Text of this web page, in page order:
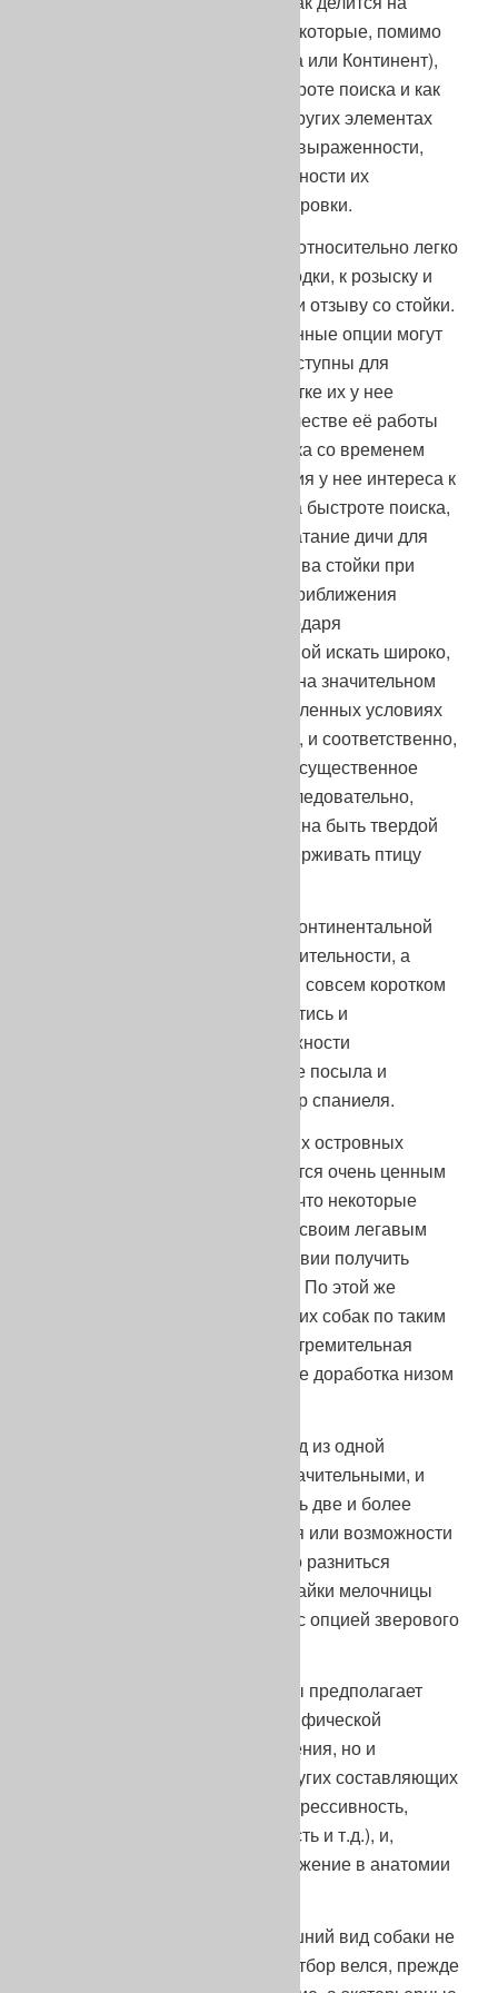
островных и континентальных, которые, помимо
места стандартизации (Острова или Континент),
различаются по ширине и быстроте поиска и как
следствие, имеют различия в других элементах
рабочего комплекса в части их выраженности,
укорененности, а также возможности их
модификации методами дрессировки.
Так, континентальную легавую относительно легко
приучить к броску вместо подводки, к розыску и
подаче дичи после отстрела или отзыву со стойки.
В то же время вышеперечисленные опции могут
быть недоступны или труднодоступны для
островной легавой, а при попытке их у нее
выработать – отразиться на качестве её работы
по назначению. Розыск подранка со временем
может стать причиной появления у нее интереса к
следу, что будет сказываться на быстроте поиска,
а бросок вместо подводки и хватание дичи для
подачи – явиться причиной срыва стойки при
длительном ожидании на ней приближения
охотника. Дело в том, что, благодаря
возможностям островной легавой искать широко,
стойка может быть ею сделана на значительном
удалении от охотника, в определенных условиях
(горы, лес) вне поля его зрения, и соответственно,
охотнику может потребоваться существенное
время для подхода к собаке. Следовательно,
стойка островной легавой должна быть твердой
настолько, чтобы позволить удерживать птицу
Сравнительно короткий поиск континентальной
легавой не требует большой длительности, а
значит и твердости, стойки. При совсем коротком
и пешем поиске ей можно обойтись и
приостановкой в пользу возможности
дорабатывать дичь низом после посыла и
вспугивать ее броском на манер спаниеля.
И напротив, для широко ищущих островных
легавых качество стойки является очень ценным
свойством, настолько ценным, что некоторые
охотники совсем не позволяют своим легавым
подводить, опасаясь впоследствии получить
проблемы с твердостью стойки. По этой же
причине они не используют своих собак по таким
видам и в таких условиях, где стремительная
подводка и даже бросок, а также доработка низом
Отличия в специализации пород из одной
подгруппы могут быть также значительными, и
даже в одной породе могут быть две и более
популяции, чьи предназначения или возможности
применения будут существенно разниться
(например, зверовые лайки и лайки мелочницы
или континентальные легавые с опцией зверового
Назначение охотничьей породы предполагает
формирование не только специфической
охотничьей компоненты поведения, но и
обуславливает особенности других составляющих
ее поведенческого портрета (агрессивность,
социальность, самостоятельность и т.д.), и,
конечно, оно находит свое отражение в анатомии
При «народной селекции» внешний вид собаки не
играл особой роли, поскольку отбор велся, прежде